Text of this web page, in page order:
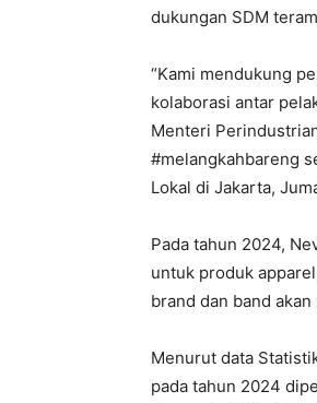
dukungan SDM
“Kami mendukung
kolaborasi antar
Menteri
#melangkahbareng
Lokal di Jakarta,
Pada tahun 2024,
untuk produk
brand dan band
Menurut data
pada tahun 2024